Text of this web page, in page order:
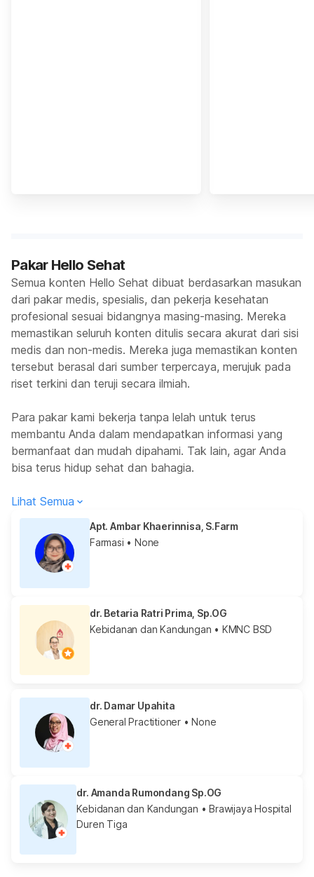
Pakar Hello Sehat
Semua konten Hello Sehat dibuat berdasarkan masukan
dari pakar medis, spesialis, dan pekerja kesehatan
profesional sesuai bidangnya masing-masing. Mereka
memastikan seluruh konten ditulis secara akurat dari sisi
medis dan non-medis. Mereka juga memastikan konten
tersebut berasal dari sumber terpercaya, merujuk pada
riset terkini dan teruji secara ilmiah.
Para pakar kami bekerja tanpa lelah untuk terus
membantu Anda dalam mendapatkan informasi yang
bermanfaat dan mudah dipahami. Tak lain, agar Anda
bisa terus hidup sehat dan bahagia.
Lihat Semua
Apt. Ambar Khaerinnisa, S.Farm
Farmasi • None
dr. Betaria Ratri Prima, Sp.OG
Kebidanan dan Kandungan • KMNC BSD
dr. Damar Upahita
General Practitioner • None
dr. Amanda Rumondang Sp.OG
Kebidanan dan Kandungan • Brawijaya Hospital
Duren Tiga